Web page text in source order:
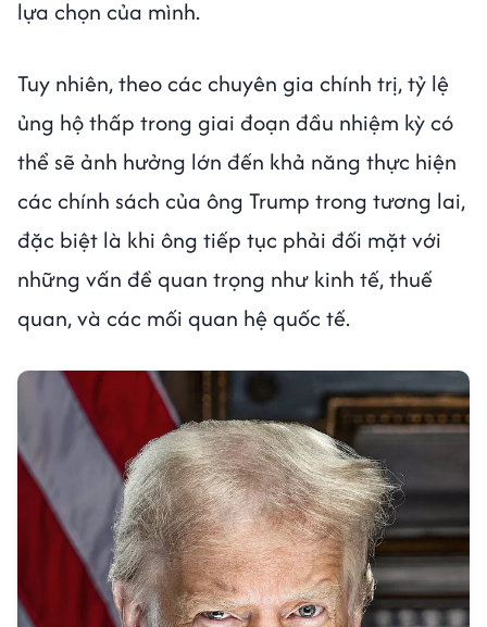
lựa chọn của mình.
Tuy nhiên, theo các chuyên gia chính trị, tỷ lệ
ủng hộ thấp trong giai đoạn đầu nhiệm kỳ có
thể sẽ ảnh hưởng lớn đến khả năng thực hiện
các chính sách của ông Trump trong tương lai,
đặc biệt là khi ông tiếp tục phải đối mặt với
những vấn đề quan trọng như kinh tế, thuế
quan, và các mối quan hệ quốc tế.